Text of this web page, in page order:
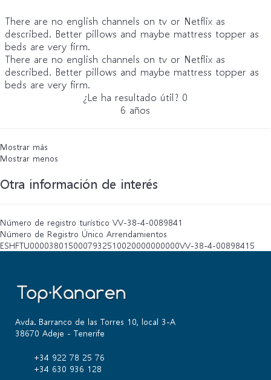
There are no english channels on tv or Netflix as
described. Better pillows and maybe mattress topper as
beds are very firm.
There are no english channels on tv or Netflix as
described. Better pillows and maybe mattress topper as
beds are very firm.
¿Le ha resultado útil? 0
6 años
Mostrar más
Mostrar menos
Otra información de interés
Número de registro turístico VV-38-4-0089841
Número de Registro Único Arrendamientos
ESHFTU0000380150007932510020000000000VV-38-4-00898415
Avda. Barranco de las Torres 10, local 3-A
38670 Adeje - Tenerife
+34 922 78 25 76
+34 630 936 128